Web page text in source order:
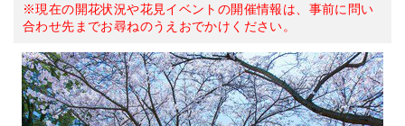
※現在の開花状況や花見イベントの開催情報は、事前に問い
合わせ先までお尋ねのうえおでかけください。